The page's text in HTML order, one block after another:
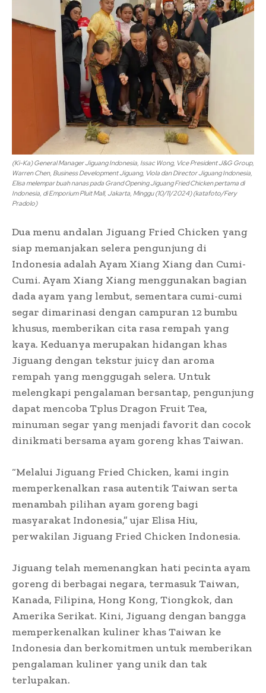
(Ki-Ka) General Manager Jiguang Indonesia, Issac Wong, Vice President J&G Group,
Warren Chen, Business Development Jiguang, Viola dan Director Jiguang Indonesia,
Elisa melempar buah nanas pada Grand Opening Jiguang Fried Chicken pertama di
Indonesia, di Emporium Pluit Mall, Jakarta, Minggu (10/11/2024) (katafoto/Fery
Pradolo)
Dua menu andalan Jiguang Fried Chicken yang
siap memanjakan selera pengunjung di
Indonesia adalah Ayam Xiang Xiang dan Cumi-
Cumi. Ayam Xiang Xiang menggunakan bagian
dada ayam yang lembut, sementara cumi-cumi
segar dimarinasi dengan campuran 12 bumbu
khusus, memberikan cita rasa rempah yang
kaya. Keduanya merupakan hidangan khas
Jiguang dengan tekstur juicy dan aroma
rempah yang menggugah selera. Untuk
melengkapi pengalaman bersantap, pengunjung
dapat mencoba Tplus Dragon Fruit Tea,
minuman segar yang menjadi favorit dan cocok
dinikmati bersama ayam goreng khas Taiwan.
“Melalui Jiguang Fried Chicken, kami ingin
memperkenalkan rasa autentik Taiwan serta
menambah pilihan ayam goreng bagi
masyarakat Indonesia,” ujar Elisa Hiu,
perwakilan Jiguang Fried Chicken Indonesia.
Jiguang telah memenangkan hati pecinta ayam
goreng di berbagai negara, termasuk Taiwan,
Kanada, Filipina, Hong Kong, Tiongkok, dan
Amerika Serikat. Kini, Jiguang dengan bangga
memperkenalkan kuliner khas Taiwan ke
Indonesia dan berkomitmen untuk memberikan
pengalaman kuliner yang unik dan tak
terlupakan.